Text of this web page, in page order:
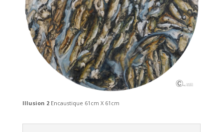
Illusion 2Encaustique 61cm X 61cm